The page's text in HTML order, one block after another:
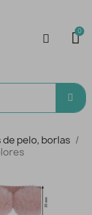
pelo, borlas